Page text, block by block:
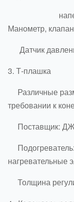
Манометр,
Датчик
3. Т-плашка
Различные
требовании к
Поставщик:
нагревательные
Толщина